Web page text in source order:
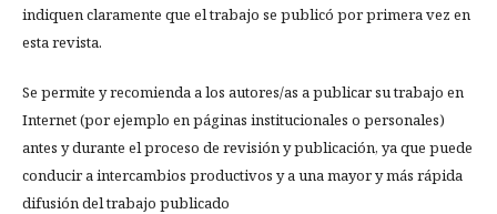
indiquen claramente que el trabajo se publicó por primera vez en
esta revista.
Se permite y recomienda a los autores/as a publicar su trabajo en
Internet (por ejemplo en páginas institucionales o personales)
antes y durante el proceso de revisión y publicación, ya que puede
conducir a intercambios productivos y a una mayor y más rápida
difusión del trabajo publicado